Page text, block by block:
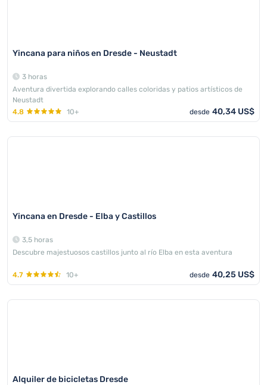
Yincana para niños en Dresde - Neustadt
3 horas
Aventura divertida explorando calles coloridas y patios artísticos de
Neustadt
4.8
10+ desde 40,34 US$
Yincana en Dresde - Elba y Castillos
3,5 horas
Descubre majestuosos castillos junto al río Elba en esta aventura
4.7 10+ desde 40,25 US$
Alquiler de bicicletas Dresde